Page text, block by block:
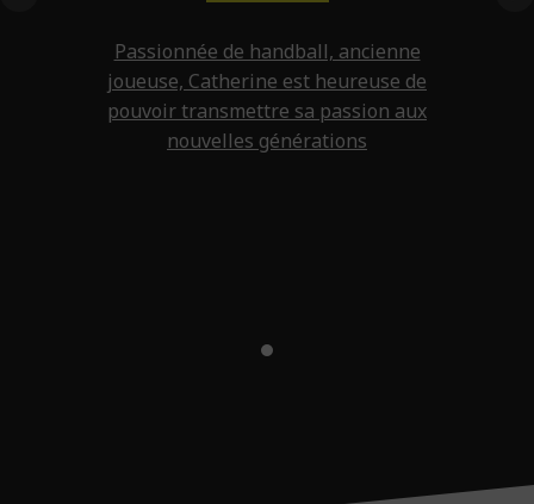
Passionnée de handball, ancienne
joueuse, Catherine est heureuse de
pouvoir transmettre sa passion aux
nouvelles générations